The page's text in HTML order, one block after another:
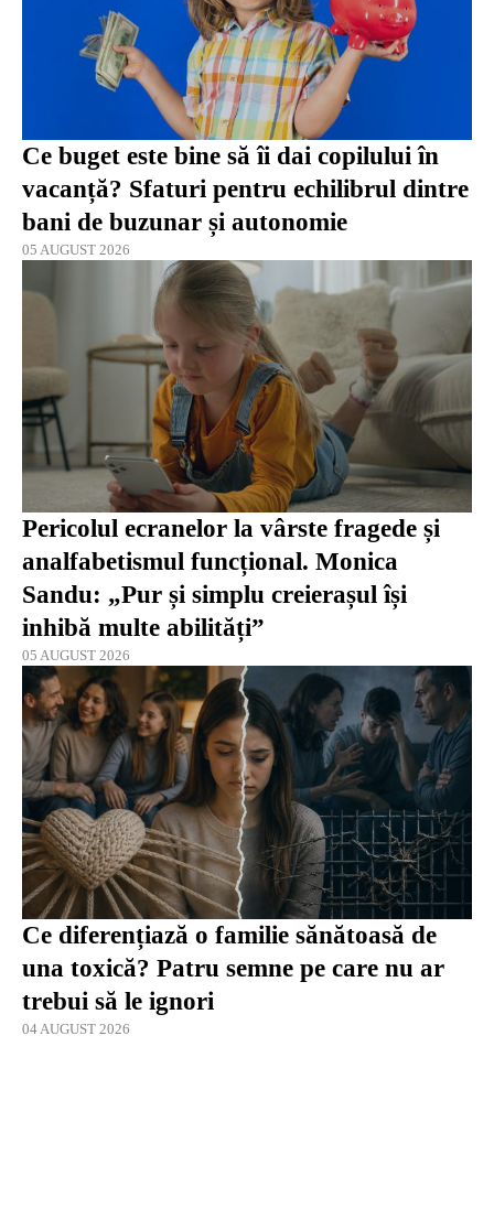
Ce buget este bine să îi dai copilului în
vacanță? Sfaturi pentru echilibrul dintre
bani de buzunar și autonomie
05 AUGUST 2026
Pericolul ecranelor la vârste fragede și
analfabetismul funcțional. Monica
Sandu: „Pur și simplu creierașul își
inhibă multe abilități”
05 AUGUST 2026
Ce diferențiază o familie sănătoasă de
una toxică? Patru semne pe care nu ar
trebui să le ignori
04 AUGUST 2026